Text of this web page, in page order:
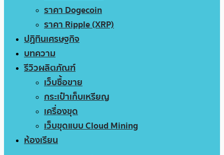
ราคา Dogecoin
ราคา Ripple (XRP)
ปฏิทินเศรษฐกิจ
บทความ
รีวิวผลิตภัณฑ์
เว็บซื้อขาย
กระเป๋าเก็บเหรียญ
เครื่องขุด
เว็บขุดแบบ Cloud Mining
ห้องเรียน